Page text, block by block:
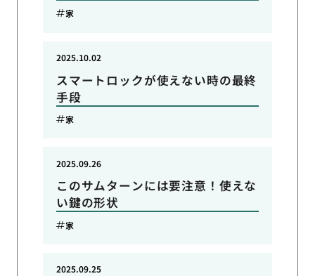
家
スマートロックが使えない時の最終
手段
2025.10.02
家
このサムターンには要注意！使えな
い鍵の形状
2025.09.26
家
2025.09.25